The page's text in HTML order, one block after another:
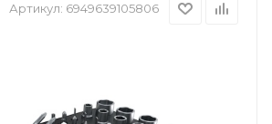
Артикул: 6949639105806